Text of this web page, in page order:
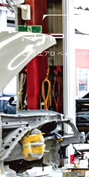
CX-5 エアロ ペイント